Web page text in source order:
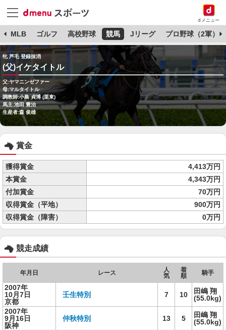
dメニュー
MLB ゴルフ 高校野球 競馬 Jリーグ プロ野球（2軍）
牝 芦毛 登録抹消
(父)イケタイトル
父:ヤマニンゼファー
母:マルタイトル
調教師:小島 貞博 (栗東)
馬主:池田 豊治
生産者:森 俊雄
賞金
獲得賞金
4,413万円
本賞金
4,343万円
付加賞金
70万円
収得賞金（平地）
900万円
収得賞金（障害）
0万円
競走成績
年月日 レース
人
気
着
順
騎手
2007年
10月7日
京都
壬生特別 7 10
田嶋 翔
(55.0kg)
2007年
9月16日
阪神
仲秋特別 13 5
田嶋 翔
(55.0kg)